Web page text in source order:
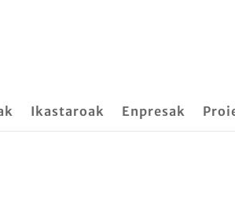
Ikastaroak Enpresak